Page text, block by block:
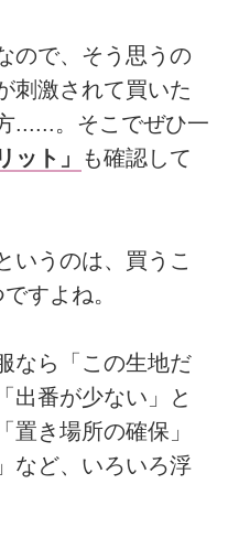
ので、そう思うの
刺激されて買いた
......。そこでぜひ一
ット」
も確認して
いうのは、買うこ
すよね。
なら「この生地だ
出番が少ない」と
置き場所の確保」
など、いろいろ浮